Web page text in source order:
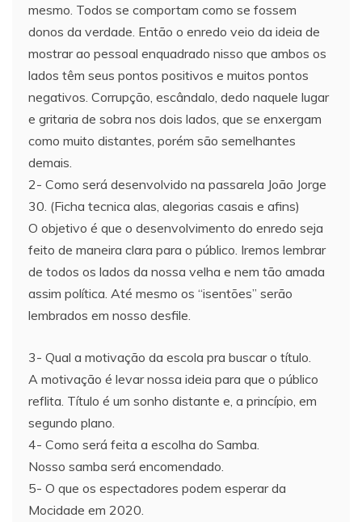
mesmo. Todos se comportam como se fossem
donos da verdade. Então o enredo veio da ideia de
mostrar ao pessoal enquadrado nisso que ambos os
lados têm seus pontos positivos e muitos pontos
negativos. Corrupção, escândalo, dedo naquele lugar
e gritaria de sobra nos dois lados, que se enxergam
como muito distantes, porém são semelhantes
demais.
2- Como será desenvolvido na passarela João Jorge
30. (Ficha tecnica alas, alegorias casais e afins)
O objetivo é que o desenvolvimento do enredo seja
feito de maneira clara para o público. Iremos lembrar
de todos os lados da nossa velha e nem tão amada
assim política. Até mesmo os “isentões” serão
lembrados em nosso desfile.
3- Qual a motivação da escola pra buscar o título.
A motivação é levar nossa ideia para que o público
reflita. Título é um sonho distante e, a princípio, em
segundo plano.
4- Como será feita a escolha do Samba.
Nosso samba será encomendado.
5- O que os espectadores podem esperar da
Mocidade em 2020.